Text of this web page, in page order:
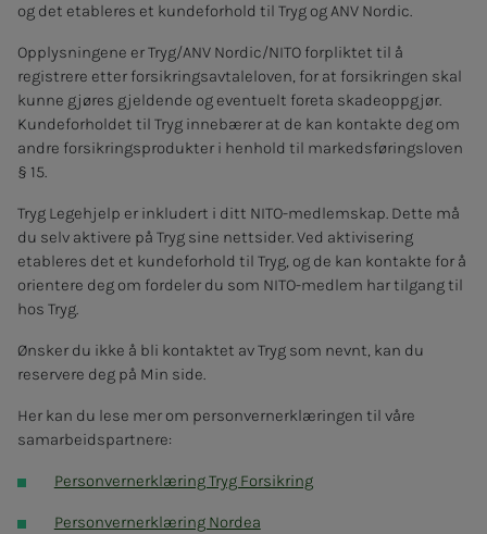
og det etableres et kundeforhold til Tryg og ANV Nordic.
Opplysningene er Tryg/ANV Nordic/NITO forpliktet til å
registrere etter forsikringsavtaleloven, for at forsikringen skal
kunne gjøres gjeldende og eventuelt foreta skadeoppgjør.
Kundeforholdet til Tryg innebærer at de kan kontakte deg om
andre forsikringsprodukter i henhold til markedsføringsloven
§ 15.
Tryg Legehjelp er inkludert i ditt NITO-medlemskap. Dette må
du selv aktivere på Tryg sine nettsider. Ved aktivisering
etableres det et kundeforhold til Tryg, og de kan kontakte for å
orientere deg om fordeler du som NITO-medlem har tilgang til
hos Tryg.
Ønsker du ikke å bli kontaktet av Tryg som nevnt, kan du
reservere deg på Min side.
Her kan du lese mer om personvernerklæringen til våre
samarbeidspartnere:
Personvernerklæring Tryg Forsikring
Personvernerklæring Nordea